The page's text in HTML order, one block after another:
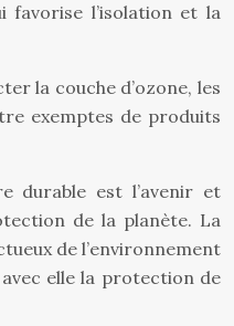
favorise l’isolation et la
la couche d’ozone, les
exemptes de produits
durable est l’avenir et
de la planète. La
de l’environnement
elle la protection de